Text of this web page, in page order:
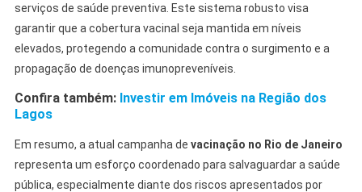
serviços de saúde preventiva. Este sistema robusto visa
garantir que a cobertura vacinal seja mantida em níveis
elevados, protegendo a comunidade contra o surgimento e a
propagação de doenças imunopreveníveis.
Confira também: Investir em Imóveis na Região dos
Lagos
Em resumo, a atual campanha de vacinação no Rio de Janeiro
representa um esforço coordenado para salvaguardar a saúde
pública, especialmente diante dos riscos apresentados por